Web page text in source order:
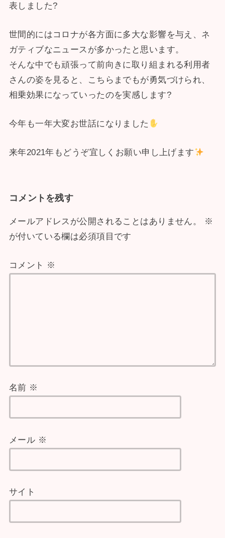
表しました?
世間的にはコロナが各方面に多大な影響を与え、ネ
ガティブなニュースが多かったと思います。
そんな中でも頑張って前向きに取り組まれる利用者
さんの姿を見ると、こちらまでもが勇気づけられ、
相乗効果になっていったのを実感します?
今年も一年大変お世話になりました
来年2021年もどうぞ宜しくお願い申し上げます
コメントを残す
メールアドレスが公開されることはありません。
※
が付いている欄は必須項目です
コメント ※
名前 ※
メール ※
サイト